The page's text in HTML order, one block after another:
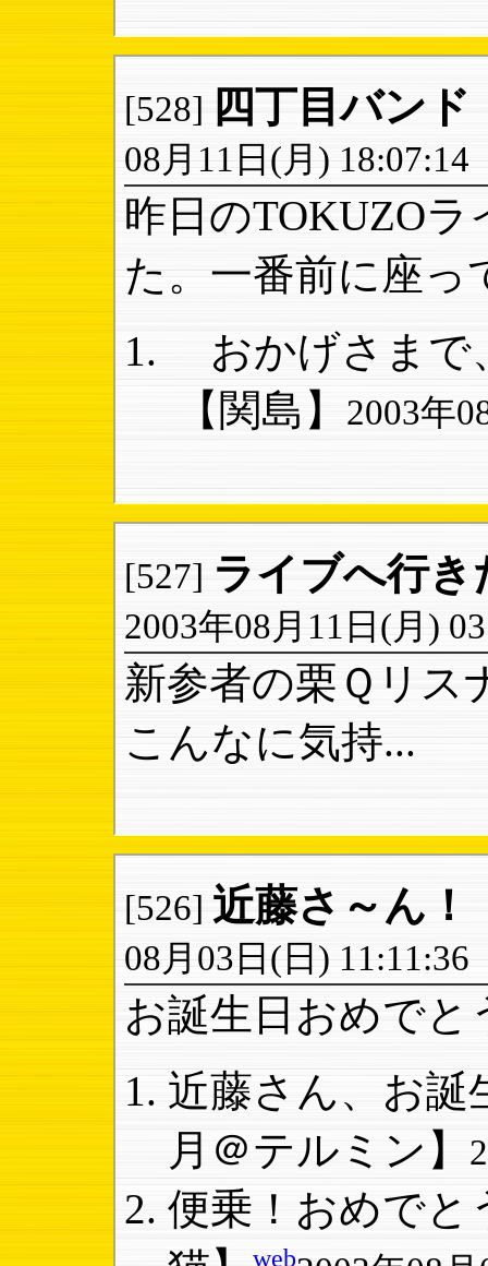
[528] 四丁目バンド
08月11日(月) 18:07:14
昨日のTOKUZO
た。一番前に座っ
おかげさまで
【関島】
2003年
[527] ライブへ行き
2003年08月11日(月)
新参者の栗Ｑリス
こんなに気持...
[526] 近藤さ～ん！
08月03日(日) 11:11:36
お誕生日おめで
近藤さん、お誕
月＠テルミン】
便乗！おめでと
web